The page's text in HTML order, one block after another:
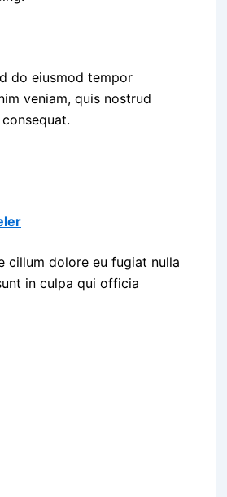
do eiusmod tempor
veniam, quis nostrud
cillum dolore eu fugiat nulla
in culpa qui officia